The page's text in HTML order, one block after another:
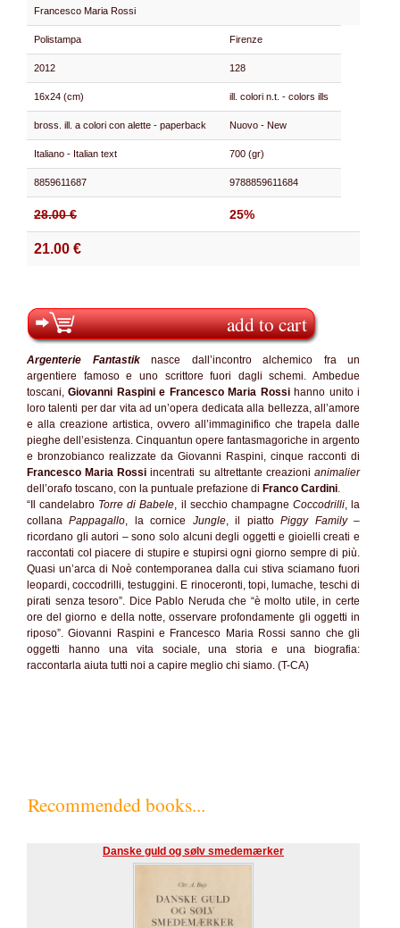
Francesco Maria Rossi
Polistampa Firenze
2012 128
16x24 (cm) ill. colori n.t. - colors ills
bross. ill. a colori con alette - paperback Nuovo - New
Italiano - Italian text 700 (gr)
8859611687 9788859611684
28.00 € 25%
21.00 €
add to cart
Argenterie Fantastiknasce dall’incontro alchemico fra un
argentiere famoso e uno scrittore fuori dagli schemi. Ambedue
toscani,Giovanni Raspini e Francesco Maria Rossihanno unito i
loro talenti per dar vita ad un’opera dedicata alla bellezza, all’amore
e alla creazione artistica, ovvero all’immaginifico che trapela dalle
pieghe dell’esistenza. Cinquantun opere fantasmagoriche in argento
e bronzobianco realizzate da Giovanni Raspini, cinque racconti di
Francesco Maria Rossi incentrati su altrettante creazionianimalier
dell’orafo toscano, con la puntuale prefazione di Franco Cardini.
“Il candelabro Torre di Babele, il secchio champagne Coccodrilli, la
collanaPappagallo, la cornice Jungle, il piattoPiggy Family–
ricordano gli autori – sono solo alcuni degli oggetti e gioielli creati e
raccontati col piacere di stupire e stupirsi ogni giorno sempre di più.
Quasi un’arca di Noè contemporanea dalla cui stiva sciamano fuori
leopardi, coccodrilli, testuggini. E rinoceronti, topi, lumache, teschi di
pirati senza tesoro”. Dice Pablo Neruda che “è molto utile, in certe
ore del giorno e della notte, osservare profondamente gli oggetti in
riposo”. Giovanni Raspini e Francesco Maria Rossi sanno che gli
oggetti hanno una vita sociale, una storia e una biografia:
raccontarla aiuta tutti noi a capire meglio chi siamo. (T-CA)
Recommended books...
Danske guld og sølv smedemærker